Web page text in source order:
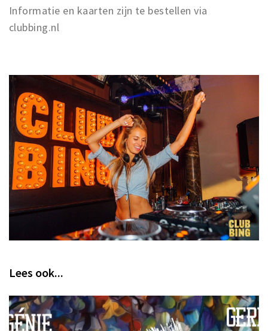
Informatie en kaarten zijn te bestellen via
clubbing.nl
Lees ook...